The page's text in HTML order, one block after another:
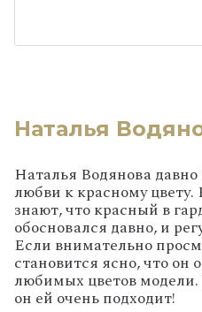
Наталья
Наталья Водянова
любви к красному
знают, что красный в
обосновался давно, и
Если внимательно
становится ясно, что он
любимых цветов
он ей очень подходит!